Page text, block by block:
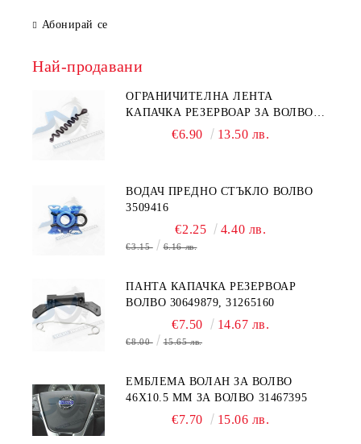
Абонирай се
Най-продавани
ОГРАНИЧИТЕЛНА ЛЕНТА
КАПАЧКА РЕЗЕРВОАР ЗА ВОЛВО
31336424€6.90 13.50 лв.
ВОДАЧ ПРЕДНО СТЪКЛО ВОЛВО
3509416
€2.25 4.40 лв.
€3.15 6.16 лв.
ПАНТА КАПАЧКА РЕЗЕРВОАР
ВОЛВО 30649879, 31265160
€7.50 14.67 лв.
€8.00 15.65 лв.
EМБЛЕМА ВОЛАН ЗА ВОЛВО
46Х10.5 ММ ЗА ВОЛВО 31467395
€7.70 15.06 лв.